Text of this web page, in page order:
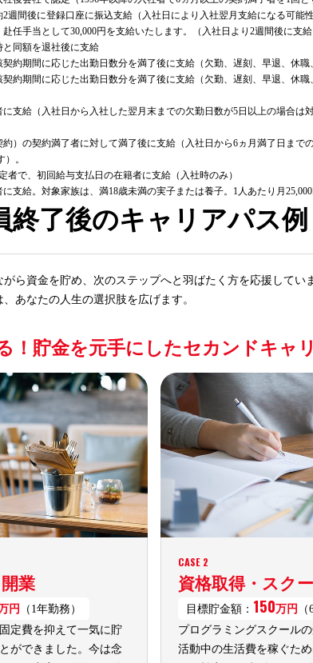
週間後に登録口座に振込支給（入社日により入社翌月支給になる可能性
任手当として30,000円を支給いたします。（入社日より2週間後に支給
同額を退社後に支給
約期間に応じた出勤日数分を満了後に支給（欠勤、遅刻、早退、休職
約期間に応じた出勤日数分を満了後に支給（欠勤、遅刻、早退、休
支給（入社日から入社した翌月末までの欠勤日数が5日以上の場合は
）の契約満了者に対して満了後に支給（入社日から6ヵ月満了日ま
。
者で、初回給与支払日の在籍者に支給（入社時のみ）
支給。対象家族は、満18歳未満の実子または養子。1人あたり月
終了後のキャリアパス例
ら資金を貯め、次のステップへと羽ばたく方を応援してい
あなたの人生の選択肢を広げます。
！貯金を元手にしたセカンドキャ
業
円
（1年勤務）
定費を抑えて一気に貯
ができました。今は念
CASE 2
資格取得・スク
目標貯金額： 150万円
プログラミングスクール
活動中の生活費を稼ぐた